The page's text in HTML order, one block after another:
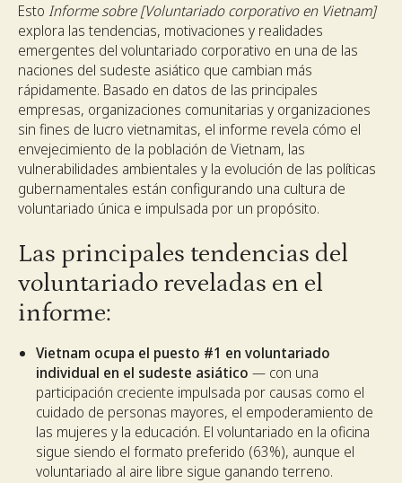
Esto Informe sobre [Voluntariado corporativo en Vietnam]
explora las tendencias, motivaciones y realidades
emergentes del voluntariado corporativo en una de las
naciones del sudeste asiático que cambian más
rápidamente. Basado en datos de las principales
empresas, organizaciones comunitarias y organizaciones
sin fines de lucro vietnamitas, el informe revela cómo el
envejecimiento de la población de Vietnam, las
vulnerabilidades ambientales y la evolución de las políticas
gubernamentales están configurando una cultura de
voluntariado única e impulsada por un propósito.
Las principales tendencias del
voluntariado reveladas en el
informe:
Vietnam ocupa el puesto #1 en voluntariado
individual en el sudeste asiático — con una
participación creciente impulsada por causas como el
cuidado de personas mayores, el empoderamiento de
las mujeres y la educación. El voluntariado en la oficina
sigue siendo el formato preferido (63%), aunque el
voluntariado al aire libre sigue ganando terreno.